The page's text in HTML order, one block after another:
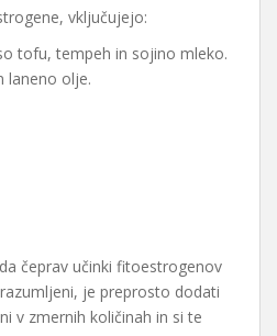
vključujejo:
tofu, tempeh in sojino mleko.
laneno olje.
čeprav učinki fitoestrogenov
je preprosto dodati
v zmernih količinah in si te